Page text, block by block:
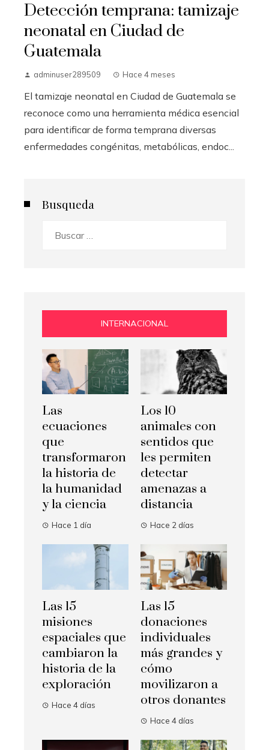
Detección temprana: tamizaje
neonatal en Ciudad de
Guatemala
adminuser289509 Hace 4 meses
El tamizaje neonatal en Ciudad de Guatemala se
reconoce como una herramienta médica esencial
para identificar de forma temprana diversas
enfermedades congénitas, metabólicas, endoc...
Busqueda
INTERNACIONAL
Las
ecuaciones
que
transformaron
la historia de
la humanidad
y la ciencia
Hace 1 día
Los 10
animales con
sentidos que
les permiten
detectar
amenazas a
distancia
Hace 2 días
Las 15
misiones
espaciales que
cambiaron la
historia de la
exploración
Hace 4 días
Las 15
donaciones
individuales
más grandes y
cómo
movilizaron a
otros donantes
Hace 4 días